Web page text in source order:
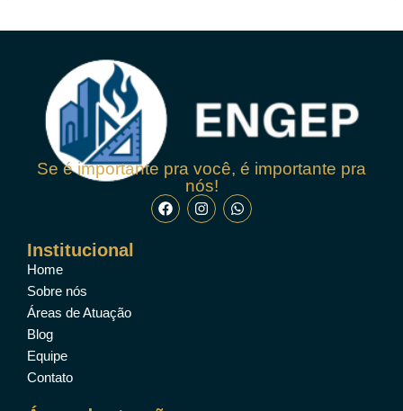
Se é importante pra você, é importante pra
nós!
Institucional
Home
Sobre nós
Áreas de Atuação
Blog
Equipe
Contato